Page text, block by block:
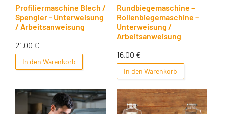
Profiliermaschine Blech /
Spengler – Unterweisung
/ Arbeitsanweisung
21,00 €
In den Warenkorb
Rundbiegemaschine –
Rollenbiegemaschine –
Unterweisung /
Arbeitsanweisung
16,00 €
In den Warenkorb